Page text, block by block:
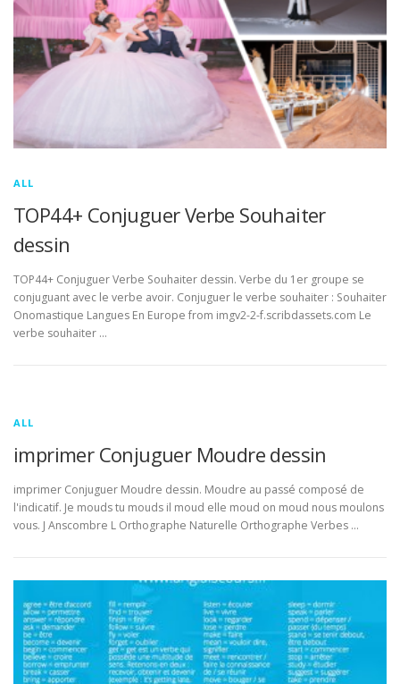
ALL
TOP44+ Conjuguer Verbe Souhaiter
dessin
TOP44+ Conjuguer Verbe Souhaiter dessin. Verbe du 1er groupe se
conjuguant avec le verbe avoir. Conjuguer le verbe souhaiter : Souhaiter
Onomastique Langues En Europe from imgv2-2-f.scribdassets.com Le
verbe souhaiter …
ALL
imprimer Conjuguer Moudre dessin
imprimer Conjuguer Moudre dessin. Moudre au passé composé de
l'indicatif. Je mouds tu mouds il moud elle moud on moud nous moulons
vous. J Anscombre L Orthographe Naturelle Orthographe Verbes …